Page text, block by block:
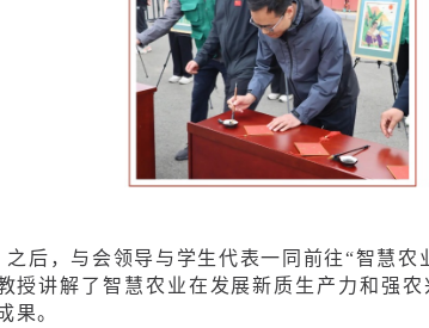
之后，与会领导与学生代表一同前往“智慧
授讲解了智慧农业在发展新质生产力和强
果。